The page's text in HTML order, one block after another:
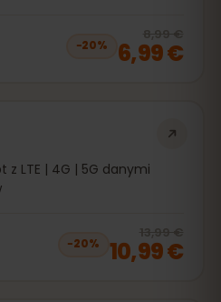
−20%
8,99 €
6,99 €
z LTE | 4G | 5G danymi
−20%
13,99 €
10,99 €